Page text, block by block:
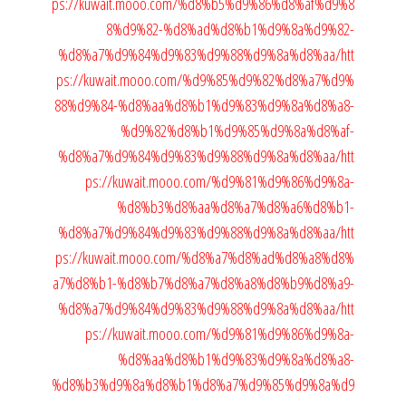
8%d9%82-%d8%ad%d8%b1%d9%8a%d9%82-
%d8%a7%d9%84%d9%83%d9%88%d9%8a%d8%aa/htt
ps://kuwait.mooo.com/%d9%85%d9%82%d8%a7%d9%
88%d9%84-%d8%aa%d8%b1%d9%83%d9%8a%d8%a8-
%d9%82%d8%b1%d9%85%d9%8a%d8%af-
%d8%a7%d9%84%d9%83%d9%88%d9%8a%d8%aa/htt
ps://kuwait.mooo.com/%d9%81%d9%86%d9%8a-
%d8%b3%d8%aa%d8%a7%d8%a6%d8%b1-
%d8%a7%d9%84%d9%83%d9%88%d9%8a%d8%aa/htt
ps://kuwait.mooo.com/%d8%a7%d8%ad%d8%a8%d8%
a7%d8%b1-%d8%b7%d8%a7%d8%a8%d8%b9%d8%a9-
%d8%a7%d9%84%d9%83%d9%88%d9%8a%d8%aa/htt
ps://kuwait.mooo.com/%d9%81%d9%86%d9%8a-
%d8%aa%d8%b1%d9%83%d9%8a%d8%a8-
%d8%b3%d9%8a%d8%b1%d8%a7%d9%85%d9%8a%d9